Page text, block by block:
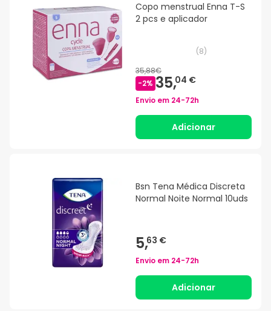
Copo menstrual Enna T-S
2 pcs e aplicador
(8)
35,88€
-2% 35,04 €
Envio em 24-72h
Adicionar
Bsn Tena Médica Discreta
Normal Noite Normal 10uds
5,63 €
Envio em 24-72h
Adicionar